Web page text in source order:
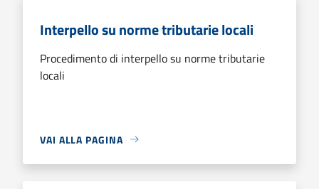
Interpello su norme tributarie locali
Procedimento di interpello su norme tributarie
locali
VAI ALLA PAGINA